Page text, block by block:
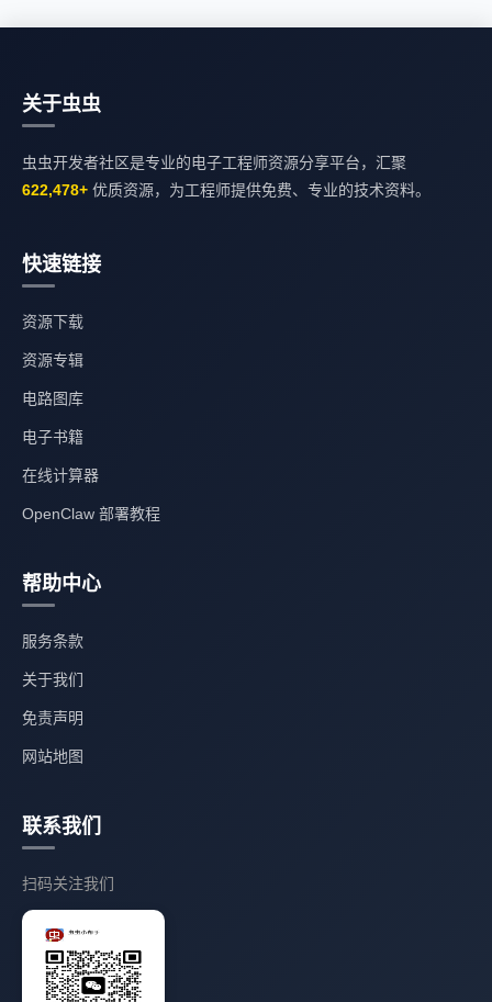
关于虫虫
虫虫开发者社区是专业的电子工程师资源分享平台，汇聚
622,478+ 优质资源，为工程师提供免费、专业的技术资料。
快速链接
资源下载
资源专辑
电路图库
电子书籍
在线计算器
OpenClaw 部署教程
帮助中心
服务条款
关于我们
免责声明
网站地图
联系我们
扫码关注我们